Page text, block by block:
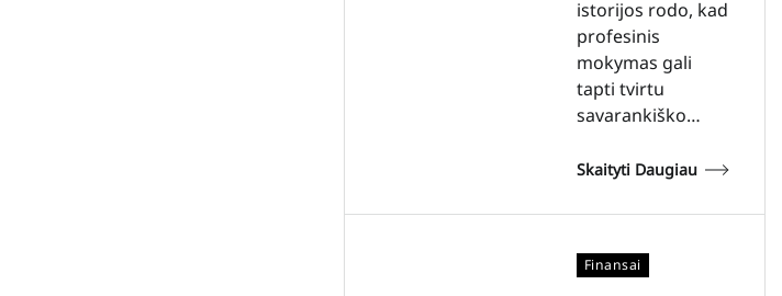
istorijos rodo, kad
profesinis
mokymas gali
tapti tvirtu
savarankiško…
Skaityti Daugiau
Finansai